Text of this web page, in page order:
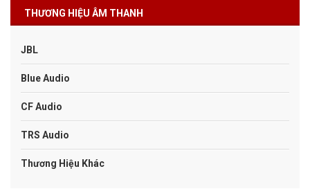
THƯƠNG HIỆU ÂM THANH
JBL
Blue Audio
CF Audio
TRS Audio
Thương Hiệu Khác